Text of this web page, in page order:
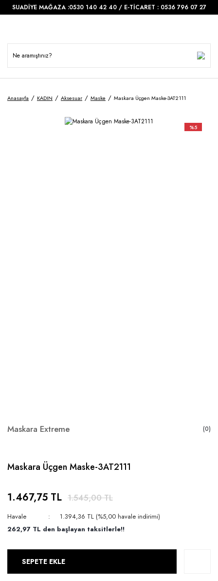
SUADİYE MAĞAZA :0530 140 42 40 / E-TİCARET : 0536 796 07 27
Anasayfa KADIN Aksesuar Maske Maskara Üçgen Maske-3AT2111
%5
Maskara Extreme (0)
Maskara Üçgen Maske-3AT2111
1.467,75 TL 1.545,00 TL
Havale
1.394,36 TL (%5,00 havale indirimi)
262,97 TL den başlayan taksitlerle!!
SEPETE EKLE